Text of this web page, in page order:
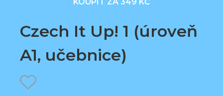
Czech It Up! 1 (úroveň
A1, učebnice)